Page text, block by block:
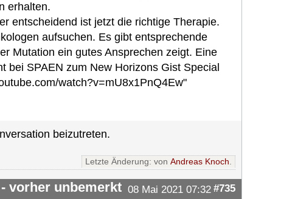
erhalten.
entscheidend ist jetzt die richtige Therapie.
aufsuchen. Es gibt entsprechende
Mutation ein gutes Ansprechen zeigt. Eine
bei SPAEN zum New Horizons Gist Special
watch?v=mU8x1PnQ4Ew"
beizutreten.
Letzte Änderung: von Andreas Knoch.
vorher unbemerkt 08 Mai 2021 07:32 #735